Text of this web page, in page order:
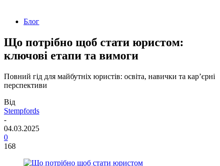
Блог
Що потрібно щоб стати юристом:
ключові етапи та вимоги
Повний гід для майбутніх юристів: освіта, навички та кар’єрні
перспективи
Від
Stempfords
-
04.03.2025
0
168